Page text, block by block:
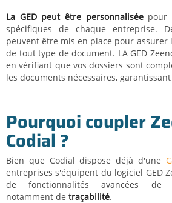
La GED peut être personnaliséepour
spécifiques de chaque entreprise.
peuvent être mis en place pour assurer
de tout type de document. LA GED
en vérifiant que vos dossiers sont
les documents nécessaires,
Pourquoi coupler
Codial ?
Bien que Codial dispose déjà d'une
entreprises s'équipent du logiciel GED
de fonctionnalités avancées de
notamment de traçabilité.